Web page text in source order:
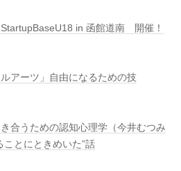
in 函館道南 開催！
アーツ」自由になるための技
合うための認知心理学（今井むつみ
ことにときめいた”話